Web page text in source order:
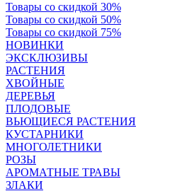
Товары со скидкой 30%
Товары со скидкой 50%
Товары со скидкой 75%
НОВИНКИ
ЭКСКЛЮЗИВЫ
РАСТЕНИЯ
ХВОЙНЫЕ
ДЕРЕВЬЯ
ПЛОДОВЫЕ
ВЬЮЩИЕСЯ РАСТЕНИЯ
КУСТАРНИКИ
МНОГОЛЕТНИКИ
РОЗЫ
АРОМАТНЫЕ ТРАВЫ
ЗЛАКИ